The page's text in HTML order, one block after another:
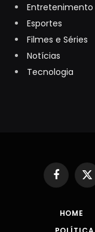
Entretenimento
Esportes
Filmes e Séries
Notícias
Tecnologia
Facebook
X
HOME